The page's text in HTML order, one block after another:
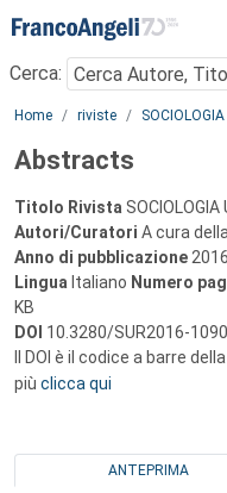
Menu
Cerca:
Main content
Home riviste
Abstracts
Titolo Rivista SOCIOLOGIA
Autori/Curatori A cura
Anno di pubblicazione 2016
Lingua Italiano Numero
KB
DOI 10.3280/SUR2016-
Il DOI è il codice a barre
più clicca qui
ANTEPRIMA